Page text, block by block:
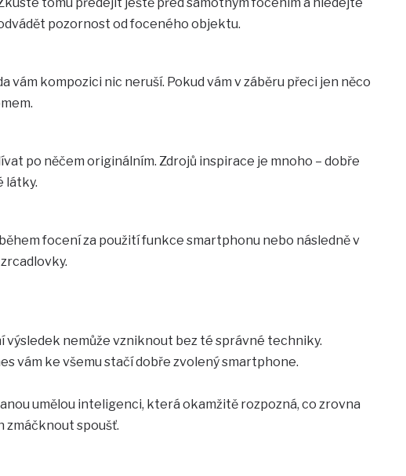
pozornost od foceného objektu.
kompozici nic neruší. Pokud vám v záběru přeci jen něco
po něčem originálním. Zdrojů inspirace je mnoho – dobře
látky.
focení za použití funkce smartphonu nebo následně v
nemůže vzniknout bez té správné techniky.
vám ke všemu stačí dobře zvolený smartphone.
umělou inteligenci, která okamžitě rozpozná, co zrovna
zmáčknout spoušť.